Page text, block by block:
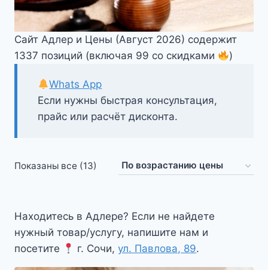
Сайт Адлер и Цены (Август 2026) содержит
1337 позиций (включая 99 со скидками
)
Если нужны быстрая консультация,
прайс или расчёт дисконта.
Whats App
Показаны все (13) Цены:
Находитесь в Адлере? Если не найдете
нужный товар/услугу, напишите нам и
посетите
г. Сочи,ул. Павлова, 89.